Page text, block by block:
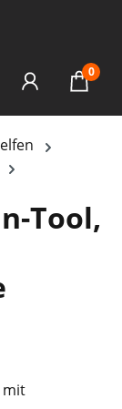
0
Tool,